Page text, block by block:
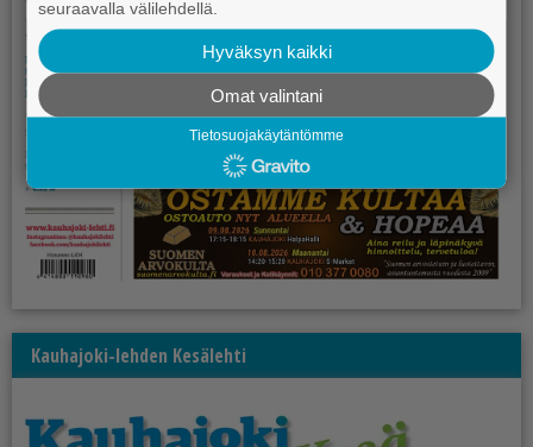
Kauhajoki-lehden Kesälehti
seuraavalla välilehdellä.
Hyväksyn kaikki
Omat valintani
Tietosuojakäytäntömme